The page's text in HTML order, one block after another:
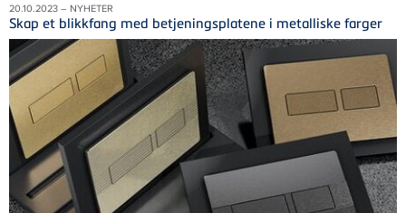
20.10.2023 – NYHETER
Skap et blikkfang med betjeningsplatene i metalliske farger